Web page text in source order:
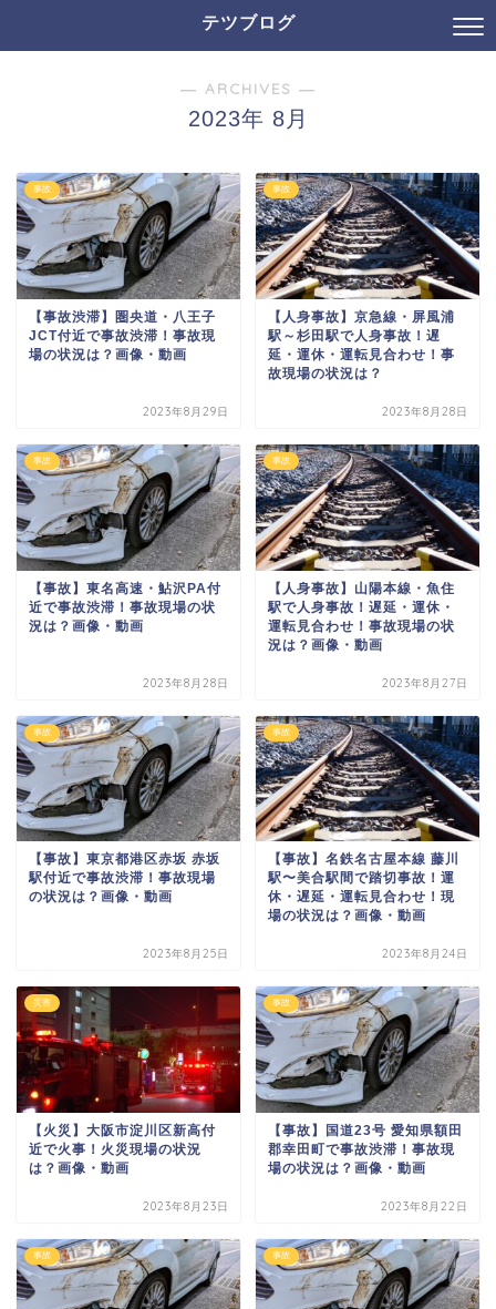
テツブログ
― ARCHIVES ―
2023年 8月
事故
【事故渋滞】圏央道・八王子
JCT付近で事故渋滞！事故現
場の状況は？画像・動画
2023年8月29日
事故
【人身事故】京急線・屏風浦
駅～杉田駅で人身事故！遅
延・運休・運転見合わせ！事
故現場の状況は？
2023年8月28日
事故
【事故】東名高速・鮎沢PA付
近で事故渋滞！事故現場の状
況は？画像・動画
2023年8月28日
事故
【人身事故】山陽本線・魚住
駅で人身事故！遅延・運休・
運転見合わせ！事故現場の状
況は？画像・動画
2023年8月27日
事故
【事故】東京都港区赤坂 赤坂
駅付近で事故渋滞！事故現場
の状況は？画像・動画
2023年8月25日
事故
【事故】名鉄名古屋本線 藤川
駅〜美合駅間で踏切事故！運
休・遅延・運転見合わせ！現
場の状況は？画像・動画
2023年8月24日
災害
【火災】大阪市淀川区新高付
近で火事！火災現場の状況
は？画像・動画
2023年8月23日
事故
【事故】国道23号 愛知県額田
郡幸田町で事故渋滞！事故現
場の状況は？画像・動画
2023年8月22日
事故 事故